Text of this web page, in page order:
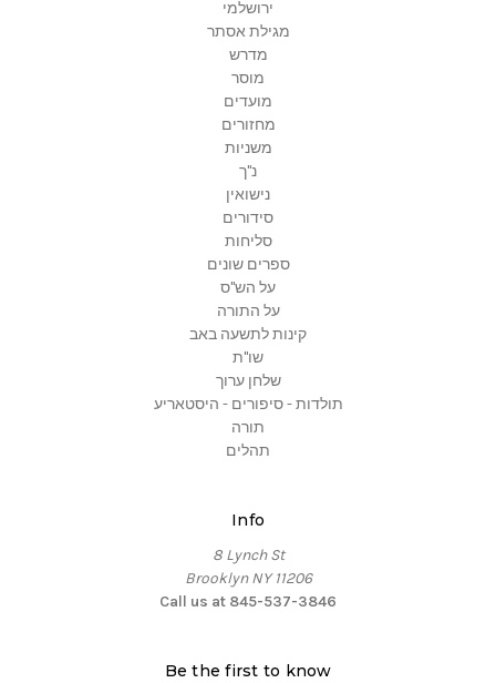
ירושלמי
מגילת אסתר
מדרש
מוסר
מועדים
מחזורים
משניות
נ"ך
נישואין
סידורים
סליחות
ספרים שונים
על הש"ס
על התורה
קינות לתשעה באב
שו"ת
שלחן ערוך
תולדות - סיפורים - היסטאריע
תורה
תהלים
Info
8 Lynch St
Brooklyn NY 11206
Call us at 845-537-3846
Be the first to know